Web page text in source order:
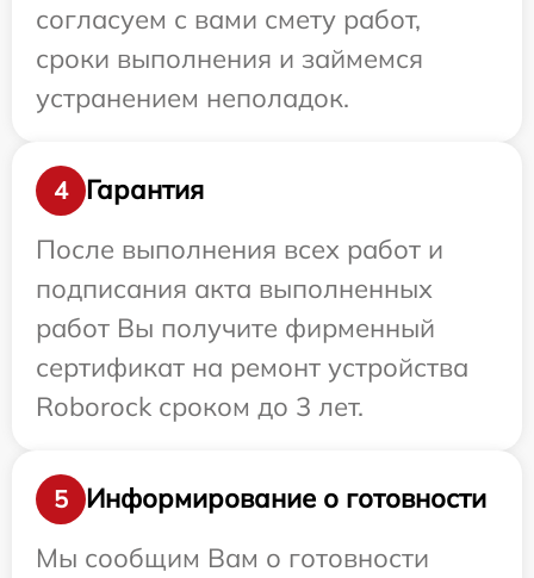
согласуем с вами смету работ,
сроки выполнения и займемся
устранением неполадок.
4
Гарантия
После выполнения всех работ и
подписания акта выполненных
работ Вы получите фирменный
сертификат на ремонт устройства
Roborock сроком до 3 лет.
5
Информирование о готовности
Мы сообщим Вам о готовности